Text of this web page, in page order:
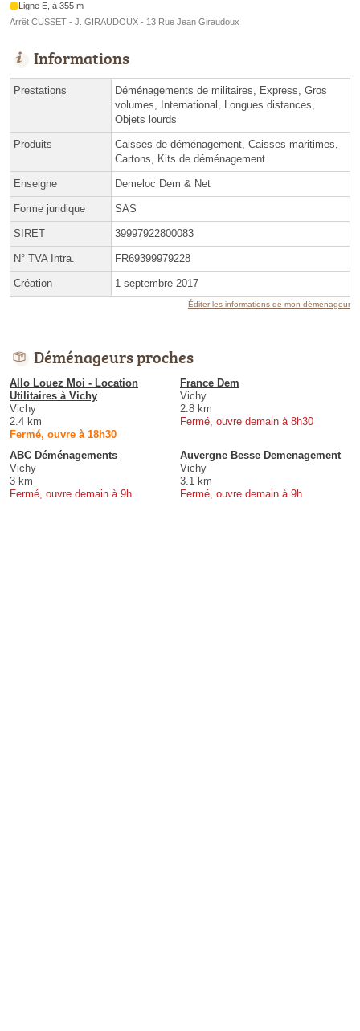
Ligne E, à 355 m
Arrêt CUSSET - J. GIRAUDOUX - 13 Rue Jean Giraudoux
Informations
Prestations
Déménagements de militaires, Express, Gros
volumes, International, Longues distances,
Objets lourds
Produits
Caisses de déménagement, Caisses maritimes,
Cartons, Kits de déménagement
Enseigne Demeloc Dem & Net
Forme juridique SAS
SIRET 39997922800083
N° TVA Intra. FR69399979228
Création 1 septembre 2017
Éditer les informations de mon déménageur
Déménageurs proches
Allo Louez Moi - Location
Utilitaires à Vichy
Vichy
2.4 km
Fermé, ouvre à 18h30
France Dem
Vichy
2.8 km
Fermé, ouvre demain à 8h30
ABC Déménagements
Vichy
3 km
Fermé, ouvre demain à 9h
Auvergne Besse Demenagement
Vichy
3.1 km
Fermé, ouvre demain à 9h